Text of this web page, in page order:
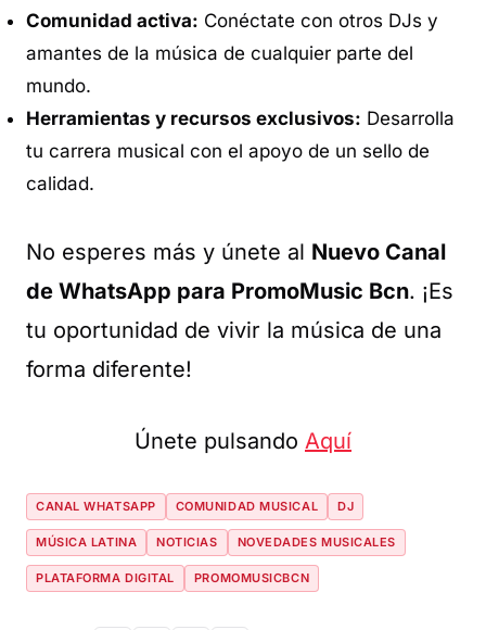
Comunidad activa: Conéctate con otros DJs y
amantes de la música de cualquier parte del
mundo.
Herramientas y recursos exclusivos: Desarrolla
tu carrera musical con el apoyo de un sello de
calidad.
No esperes más y únete al Nuevo Canal
de WhatsApp para PromoMusic Bcn. ¡Es
tu oportunidad de vivir la música de una
forma diferente!
Únete pulsando Aquí
CANAL WHATSAPP COMUNIDAD MUSICAL DJ
MÚSICA LATINA NOTICIAS NOVEDADES MUSICALES
PLATAFORMA DIGITAL PROMOMUSICBCN